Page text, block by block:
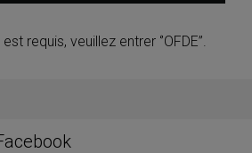
requis, veuillez entrer ‘’OFDE’’.